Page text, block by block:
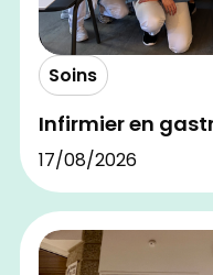
Soins
Infirmier en
17/08/2026